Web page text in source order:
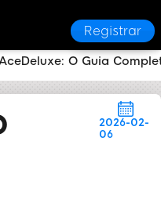
Registrar
2026-02-
06
O Guia